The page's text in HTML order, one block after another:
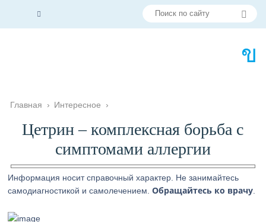
Главная › Интересное ›
Цетрин – комплексная борьба с
симптомами аллергии
Информация носит справочный характер. Не занимайтесь
самодиагностикой и самолечением.Обращайтесь ко врачу